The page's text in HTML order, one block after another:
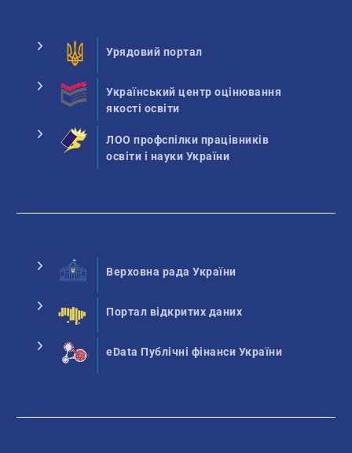
Урядовий портал
Український центр оцінювання
якості освіти
ЛОО профспілки працівників
освіти і науки України
Верховна рада України
Портал відкритих даних
eData Публічні фінанси України